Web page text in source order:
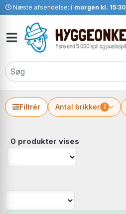
Næste afsendelse: i morgen kl. 15:30
Filtrér Antal brikker 2
0 produkter vises